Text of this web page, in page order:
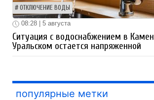
ОТКЛЮЧЕНИЕ ВОДЫ
08:28 | 5 августа
Ситуация с водоснабжением в
Уральском остается напряженной
популярные метки